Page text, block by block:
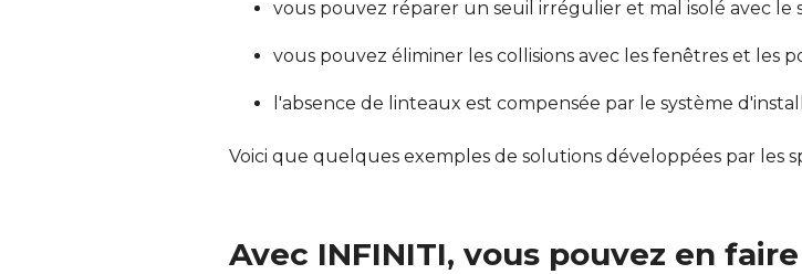
vous pouvez réparer un seuil irrégulier et mal isolé avec le
vous pouvez éliminer les collisions avec les fenêtres et les
l'absence de linteaux est compensée par le système
Voici que quelques exemples de solutions développées par les
Avec INFINITI, vous pouvez en